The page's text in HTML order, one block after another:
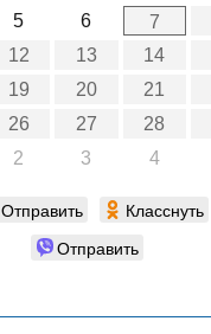
5 6 7
12 13 14
19 20 21
26 27 28
2 3 4
Отправить Класснуть
Отправить